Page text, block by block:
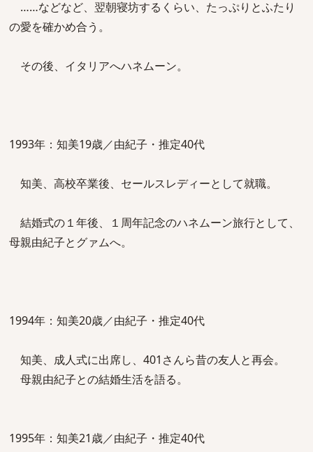
……などなど、翌朝寝坊するくらい、たっぷりとふたり
の愛を確かめ合う。
その後、イタリアへハネムーン。
1993年：知美19歳／由紀子・推定40代
知美、高校卒業後、セールスレディーとして就職。
結婚式の１年後、１周年記念のハネムーン旅行として、
母親由紀子とグァムへ。
1994年：知美20歳／由紀子・推定40代
知美、成人式に出席し、401さんら昔の友人と再会。
母親由紀子との結婚生活を語る。
1995年：知美21歳／由紀子・推定40代